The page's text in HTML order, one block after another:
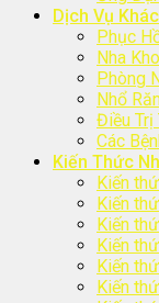
Dịch Vụ Khác
Phục
Nha
Phòng
Nhổ
Điều Trị
Các
Kiến Thức
Kiến
Kiến
Kiến
Kiến
Kiến
Kiến